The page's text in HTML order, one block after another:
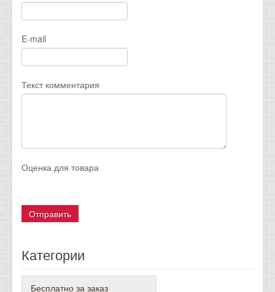
E-mail
Текст комментария
Оценка для товара
Категории
Бесплатно за заказ